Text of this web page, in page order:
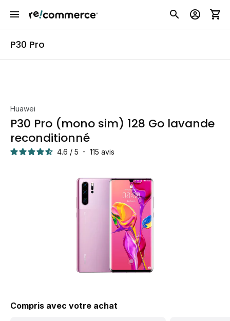
P30 Pro
Huawei
P30 Pro (mono sim) 128 Go lavande
reconditionné
4.6 / 5 - 115 avis
Compris avec votre achat